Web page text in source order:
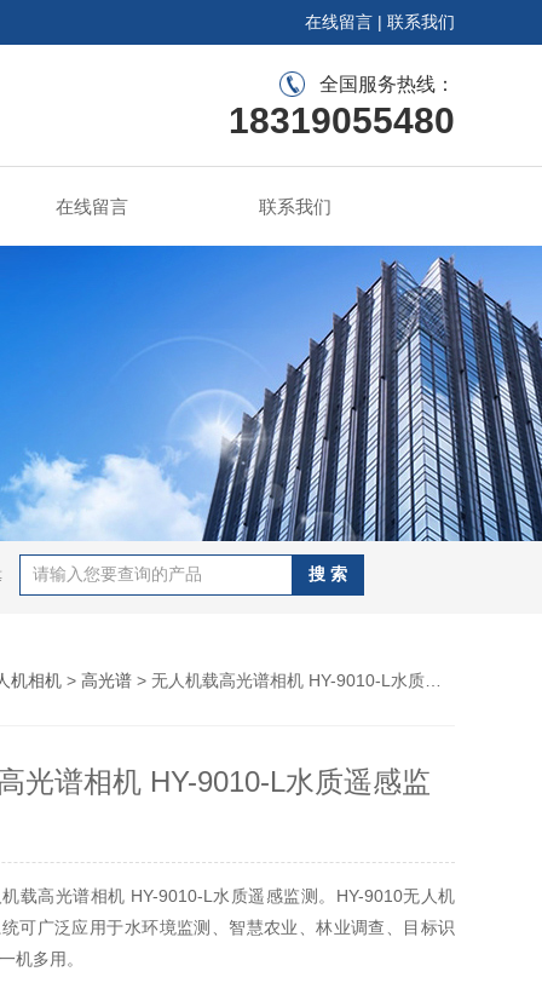
在线留言 | 联系我们
全国服务热线：
18319055480
在线留言 联系我们
机相机 > 高光谱 > 无人机载高光谱相机 HY-9010-L水质遥感监测
光谱相机 HY-9010-L水质遥感监
载高光谱相机 HY-9010-L水质遥感监测。HY-9010无人机
可广泛应用于水环境监测、智慧农业、林业调查、目标识
机多用。